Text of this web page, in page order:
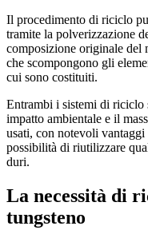
Il procedimento di riciclo
tramite la polverizzazione
composizione originale del
che scompongono gli
cui sono costituiti.
Entrambi i sistemi di riciclo
impatto ambientale e il
usati, con notevoli vantaggi
possibilità di riutilizzare
duri.
La necessità di
tungsteno